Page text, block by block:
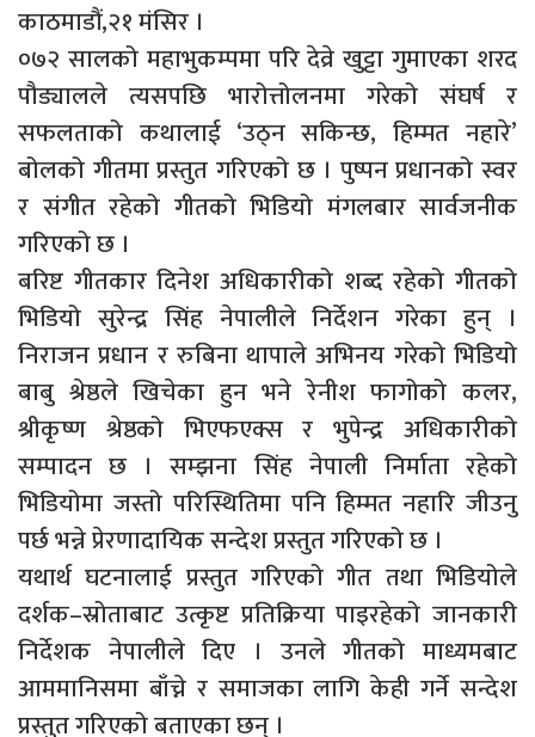
काठमाडौं,२१ मंसिर ।
०७२ सालको महाभुकम्पमा परि देव्रे खुट्टा गुमाएका शरद
पौड्यालले त्यसपछि भारोत्तोलनमा गरेको संघर्ष र
सफलताको कथालाई ‘उठ्न सकिन्छ, हिम्मत नहारे’
बोलको गीतमा प्रस्तुत गरिएको छ । पुष्पन प्रधानको स्वर
र संगीत रहेको गीतको भिडियो मंगलबार सार्वजनीक
गरिएको छ ।
बरिष्ट गीतकार दिनेश अधिकारीको शब्द रहेको गीतको
भिडियो सुरेन्द्र सिंह नेपालीले निर्देशन गरेका हुन् ।
निराजन प्रधान र रुबिना थापाले अभिनय गरेको भिडियो
बाबु श्रेष्ठले खिचेका हुन भने रेनीश फागोको कलर,
श्रीकृष्ण श्रेष्ठको भिएफएक्स र भुपेन्द्र अधिकारीको
सम्पादन छ । सम्झना सिंह नेपाली निर्माता रहेको
भिडियोमा जस्तो परिस्थितिमा पनि हिम्मत नहारि जीउनु
पर्छ भन्ने प्रेरणादायिक सन्देश प्रस्तुत गरिएको छ ।
यथार्थ घटनालाई प्रस्तुत गरिएको गीत तथा भिडियोले
दर्शक–स्रोताबाट उत्कृष्ट प्रतिक्रिया पाइरहेको जानकारी
निर्देशक नेपालीले दिए । उनले गीतको माध्यमबाट
आममानिसमा बाँच्ने र समाजका लागि केही गर्ने सन्देश
प्रस्तुत गरिएको बताएका छन् ।